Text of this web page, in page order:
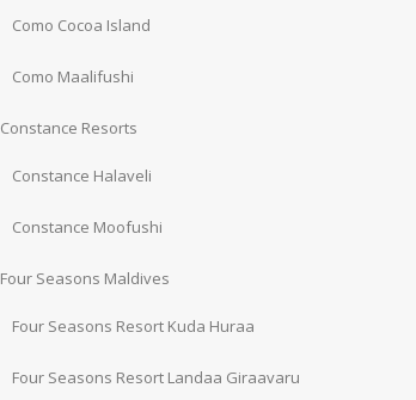
Como Cocoa Island
Como Maalifushi
Constance Resorts
Constance Halaveli
Constance Moofushi
Four Seasons Maldives
Four Seasons Resort Kuda Huraa
Four Seasons Resort Landaa Giraavaru